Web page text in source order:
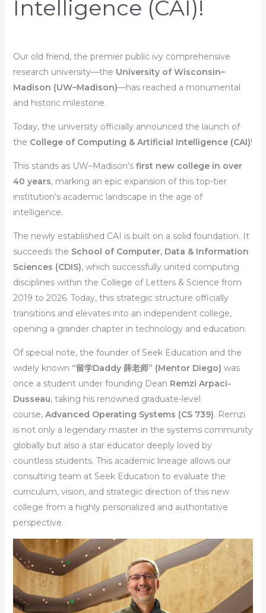
Intelligence (CAI)!
Our old friend, the premier public ivy comprehensive
research university—the University of Wisconsin–
Madison (UW–Madison)—has reached a monumental
and historic milestone.
Today, the university officially announced the launch of
the College of Computing & Artificial Intelligence (CAI)!
This stands as UW–Madison’s first new college in over
40 years, marking an epic expansion of this top-tier
institution’s academic landscape in the age of
intelligence.
The newly established CAI is built on a solid foundation. It
succeeds the School of Computer, Data & Information
Sciences (CDIS), which successfully united computing
disciplines within the College of Letters & Science from
2019 to 2026. Today, this strategic structure officially
transitions and elevates into an independent college,
opening a grander chapter in technology and education.
Of special note, the founder of Seek Education and the
widely known “留学Daddy 薛老师” (Mentor Diego) was
once a student under founding Dean Remzi Arpaci-
Dusseau, taking his renowned graduate-level
course, Advanced Operating Systems (CS 739). Remzi
is not only a legendary master in the systems community
globally but also a star educator deeply loved by
countless students. This academic lineage allows our
consulting team at Seek Education to evaluate the
curriculum, vision, and strategic direction of this new
college from a highly personalized and authoritative
perspective.